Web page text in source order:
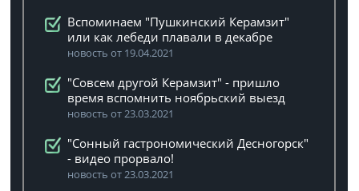
Вспоминаем "Пушкинский Керамзит"
или как лебеди плавали в декабре
новость от 19.04.2021
"Совсем другой Керамзит" - пришло
время вспомнить ноябрьский выезд
новость от 23.03.2021
"Сонный гастрономический Десногорск"
- видео прорвало!
новость от 23.03.2021